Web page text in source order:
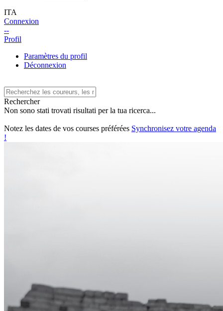
ITA
Connexion
--
Profil
Paramètres du profil
Déconnexion
Rechercher
Non sono stati trovati risultati per la tua ricerca...
Notez les dates de vos courses préférées Synchronisez votre agenda
!